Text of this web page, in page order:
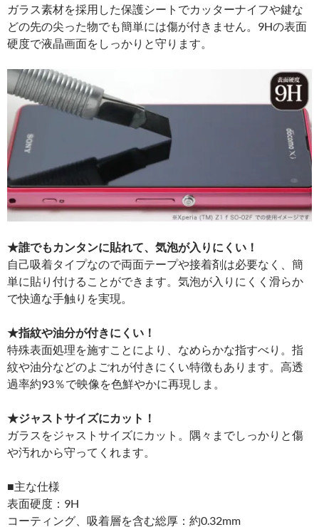
ガラス素材を採用した保護シートでカッターナイフや鍵な
どの先の尖った物でも簡単には傷が付きません。9Hの表面
硬度で液晶画面をしっかりと守ります。
★誰でもカンタンに貼れて、気泡が入りにくい！
自己吸着タイプなので両面テープや接着剤は必要なく、簡
単に貼り付けることができます。気泡が入りにくく滑らか
で快適な手触りを実現。
★指紋や油分が付きにくい！
特殊表面処理を施すことにより、なめらかな指すべり。指
紋や油分などのよごれが付きにくい特徴もあります。高透
過率約93％で映像を色鮮やかに再現しま。
★ジャストサイズにカット！
ガラスをジャストサイズにカット。隅々までしっかりと傷
や汚れから守ってくれます。
■主な仕様
表面硬度：9H
コーティング、吸着層を含む総厚：約0.32mm